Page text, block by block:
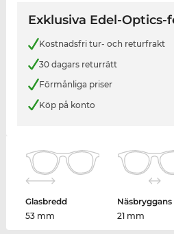
Exklusiva Edel-Optics-
Kostnadsfri tur- och returfrakt
30 dagars returrätt
Förmånliga priser
Köp på konto
Glasbredd
53 mm
21 mm